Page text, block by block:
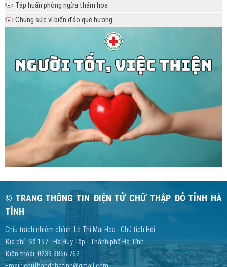
Tập huấn phòng ngừa thảm họa
Chung sức vì biển đảo quê hương
© TRANG THÔNG TIN ĐIỆN TỬ CHỮ THẬP ĐỎ TỈNH HÀ
TĨNH
Chịu trách nhiệm chính: Lê Thị Mai Hoa - Chủ tịch Hội
Địa chỉ: Số 157 - Hà Huy Tập - Thành phố Hà Tĩnh
Điện thoại: 0239 3856 762